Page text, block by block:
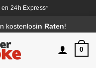
24h Express*
kostenlosin Raten!
0